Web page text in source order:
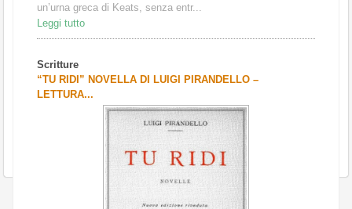
un’urna greca di Keats, senza entr...
Leggi tutto
Scritture
“TU RIDI” NOVELLA DI LUIGI PIRANDELLO –
LETTURA...